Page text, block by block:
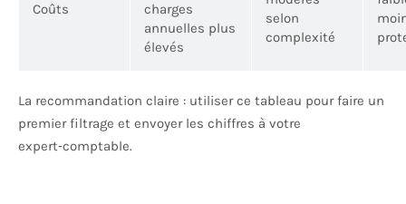
Coûts
charges
annuelles plus
élevés
selon
complexité
La recommandation claire : utiliser ce tableau pour faire un
premier filtrage et envoyer les chiffres à votre
expert‑comptable.